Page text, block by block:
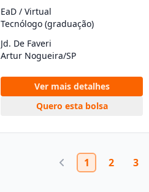
EaD / Virtual
Tecnólogo (graduação)
Jd. De Faveri
Artur Nogueira/SP
Ver mais detalhes
Quero esta bolsa
1 2 3